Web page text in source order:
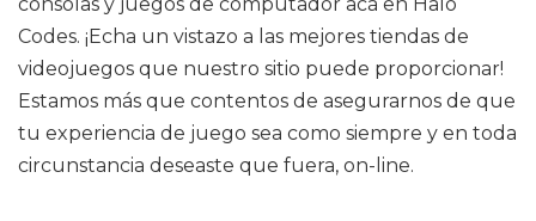
Codes. ¡Echa un vistazo a las mejores tiendas de
videojuegos que nuestro sitio puede proporcionar!
Estamos más que contentos de asegurarnos de que
tu experiencia de juego sea como siempre y en toda
circunstancia deseaste que fuera, on-line.